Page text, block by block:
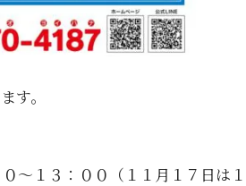
す。
～１３：００（１１月１７日は